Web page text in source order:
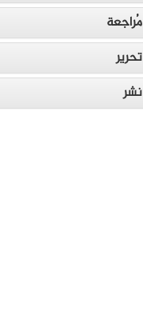
مُراجعة
تحرير
نشر